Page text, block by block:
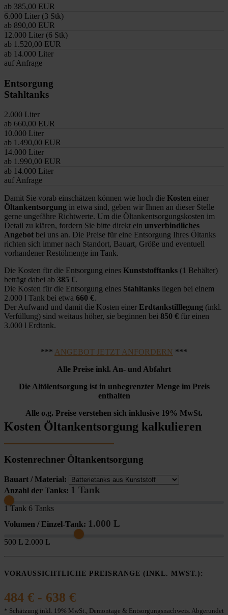
ab 385,00 EUR
6.000 Liter (3 Stk)
ab 890,00 EUR
12.000 Liter (6 Stk)
ab 1.520,00 EUR
ab 14.000 Liter
auf Anfrage
Entsorgung
Stahltanks
2.000 Liter
ab 660,00 EUR
10.000 Liter
ab 1.490,00 EUR
14.000 Liter
ab 1.990,00 EUR
ab 14.000 Liter
auf Anfrage
Damit Sie vorab einschätzen können wie hoch die Kosten einer
Öltankentsorgung in etwa sind, geben wir Ihnen an dieser Stelle
gerne ungefähre Richtwerte. Um die Öltankentsorgungskosten im
Detail zu klären, fordern Sie bitte direkt ein unverbindliches
Angebot bei uns an. Die Preise für eine Entsorgung Ihres Öltanks
richten sich immer nach Standort, Bauart, Größe und eventuell
vorhandener Restölmenge im Tank.
Die Kosten für die Entsorgung eines Kunststofftanks (1 Behälter)
beträgt dabei ab 385 €.
Die Kosten für die Entsorgung eines Stahltanks liegen bei einem
2.000 l Tank bei etwa 660 €.
Der Aufwand und damit die Kosten einer Erdtankstilllegung (inkl.
Verfüllung) sind weitaus höher, sie beginnen bei 850 € für einen
3.000 l Erdtank.
*** ANGEBOT JETZT ANFORDERN ***
Alle Preise inkl. An- und Abfahrt
Die Altölentsorgung ist in unbegrenzter Menge im Preis
enthalten
Alle o.g. Preise verstehen sich inklusive 19% MwSt.
Kosten Öltankentsorgung kalkulieren
Kostenrechner Öltankentsorgung
Bauart / Material:
Anzahl der Tanks: 1 Tank
1 Tank 6 Tanks
Volumen / Einzel-Tank: 1.000 L
500 L 2.000 L
VORAUSSICHTLICHE PREISRANGE (INKL. MWST.):
484 € - 638 €
* Schätzung inkl. 19% MwSt., Demontage & Entsorgungsnachweis. Abgerundet